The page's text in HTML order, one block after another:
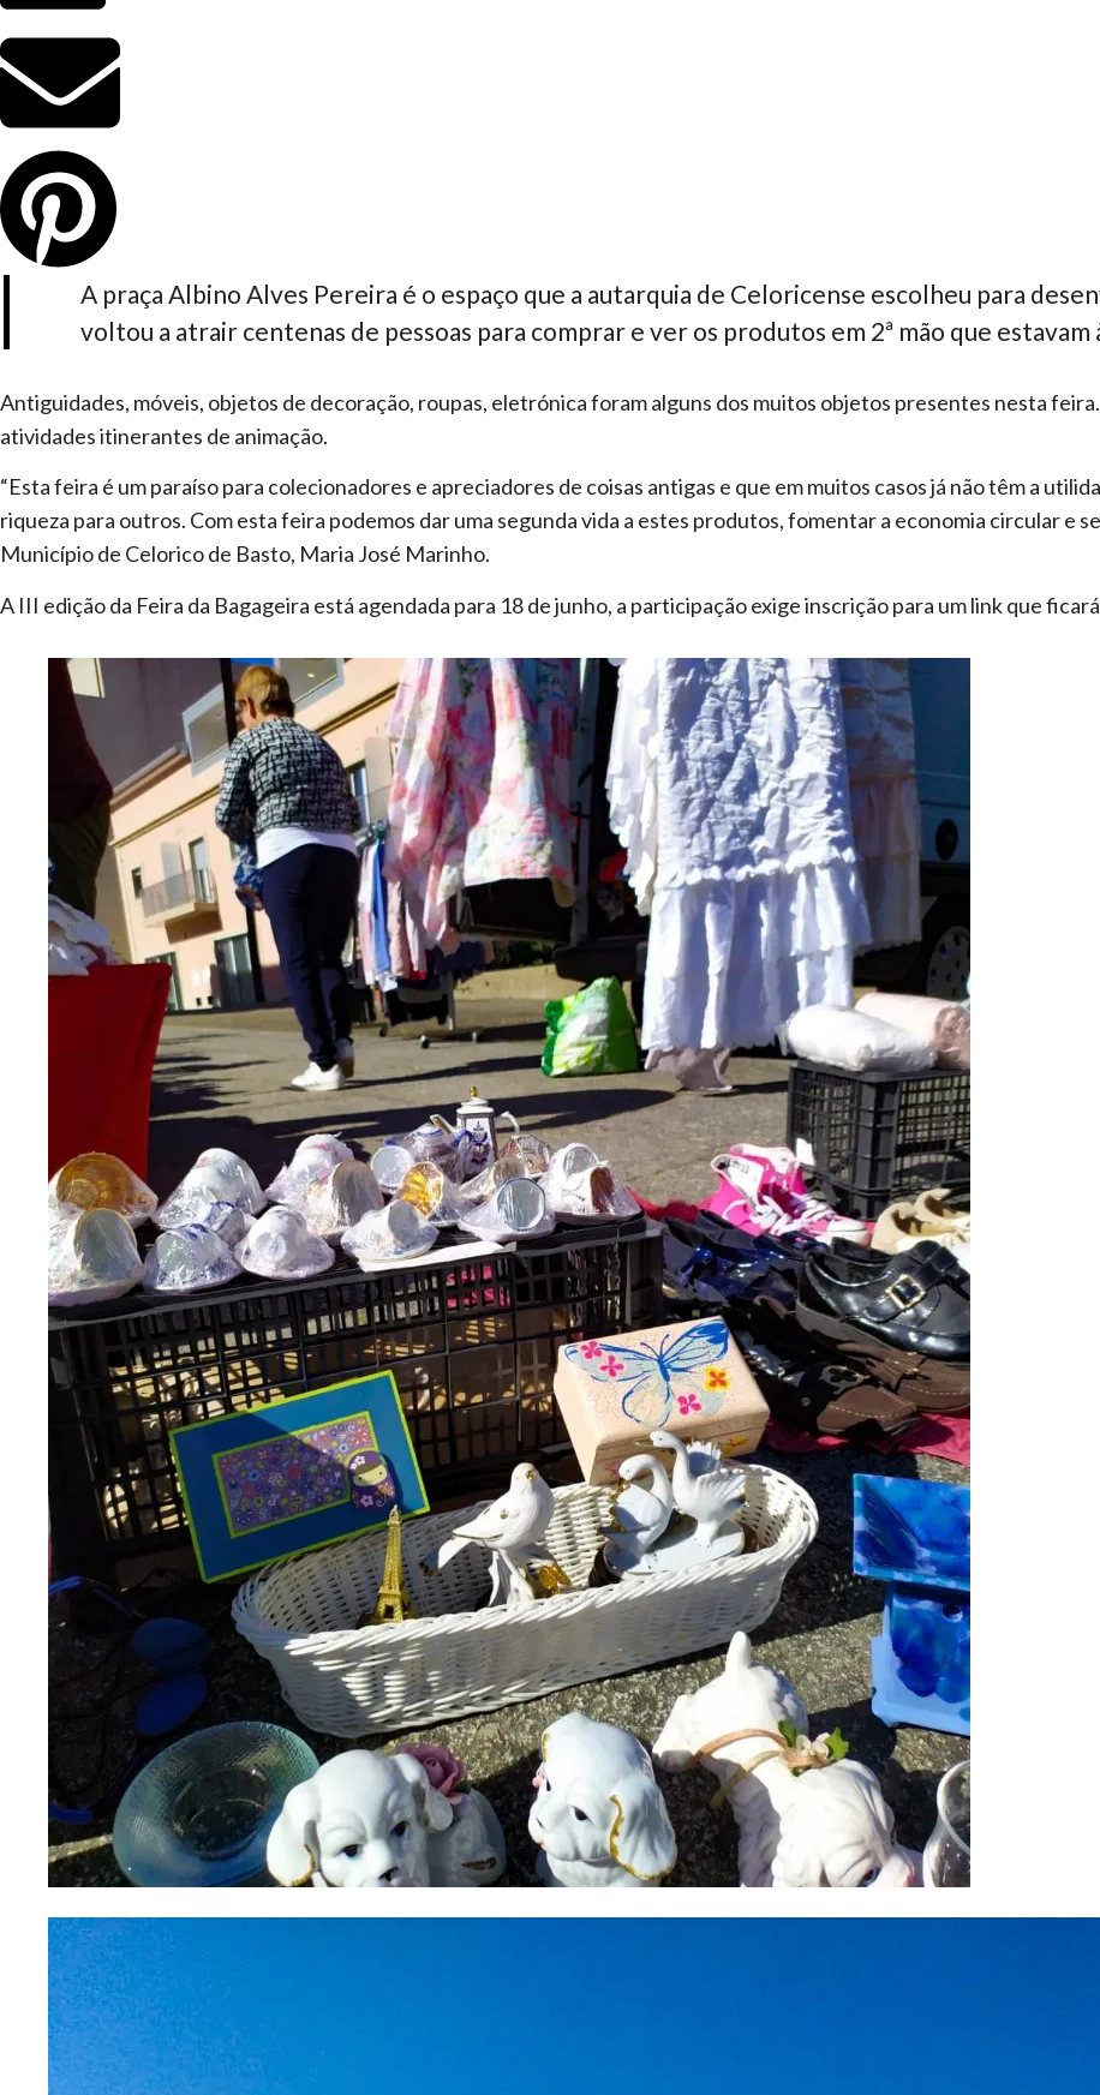
A praça Albino Alves Pereira é o espaço que a autarquia de Celoricense escolheu para
voltou a atrair centenas de pessoas para comprar e ver os produtos em 2ª mão que estavam
Antiguidades, móveis, objetos de decoração, roupas, eletrónica foram alguns dos muitos objetos presentes nesta
atividades itinerantes de animação.
“Esta feira é um paraíso para colecionadores e apreciadores de coisas antigas e que em muitos casos já não têm a
riqueza para outros. Com esta feira podemos dar uma segunda vida a estes produtos, fomentar a economia circular e
Município de Celorico de Basto, Maria José Marinho.
A III edição da Feira da Bagageira está agendada para 18 de junho, a participação exige inscrição para um link que